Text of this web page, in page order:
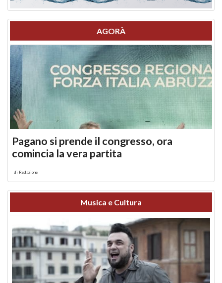
AGORÀ
Pagano si prende il congresso, ora
comincia la vera partita
di Redazione
Musica e Cultura